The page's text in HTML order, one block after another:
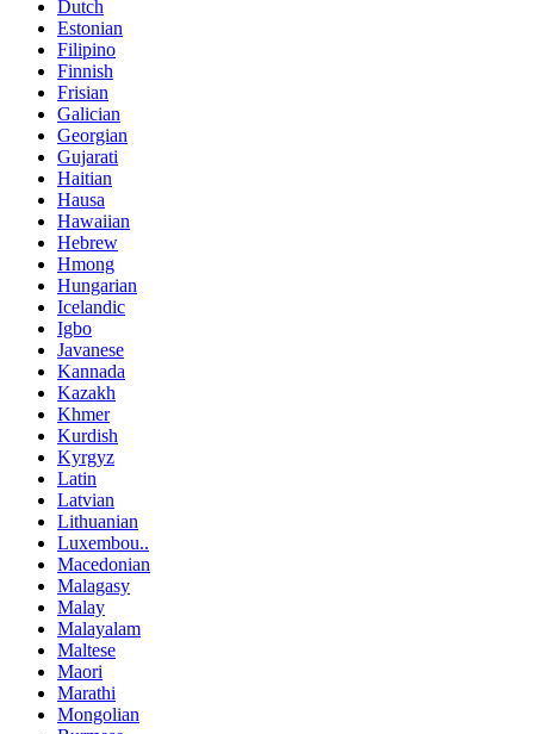
Dutch
Estonian
Filipino
Finnish
Frisian
Galician
Georgian
Gujarati
Haitian
Hausa
Hawaiian
Hebrew
Hmong
Hungarian
Icelandic
Igbo
Javanese
Kannada
Kazakh
Khmer
Kurdish
Kyrgyz
Latin
Latvian
Lithuanian
Luxembou..
Macedonian
Malagasy
Malay
Malayalam
Maltese
Maori
Marathi
Mongolian